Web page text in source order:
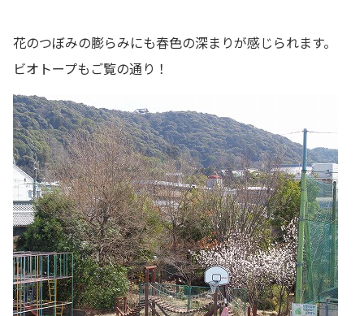
花のつぼみの膨らみにも春色の深まりが感じられます。
ビオトープもご覧の通り！